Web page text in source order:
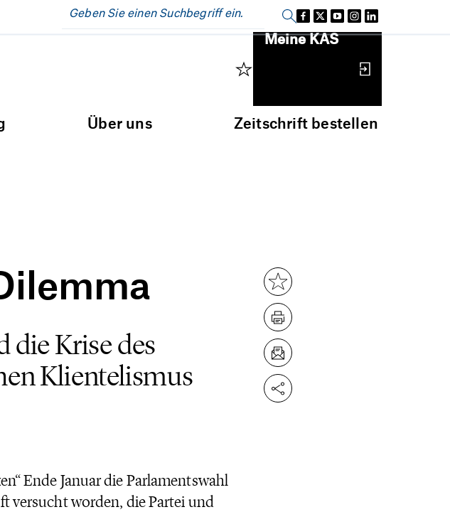
Einloggen
Meine KAS
Über uns Zeitschrift bestellen
die Krise des
Klientelismus
Ende Januar die Parlamentswahl
versucht worden, die Partei und